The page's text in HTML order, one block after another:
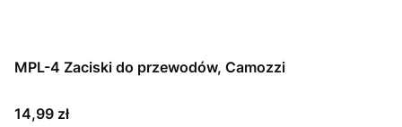
MPL-4 Zaciski do przewodów, Camozzi
Cena
14,99 zł